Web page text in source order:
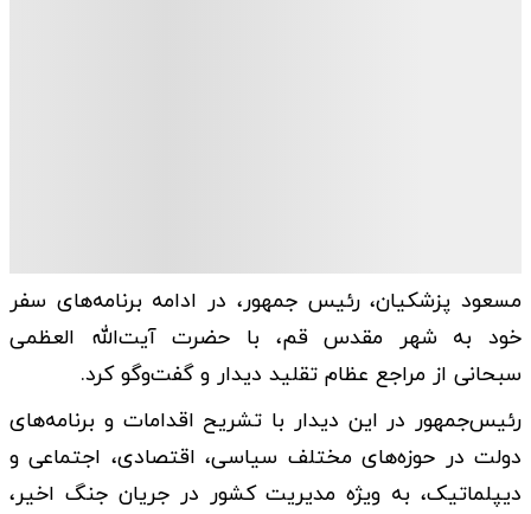
مسعود پزشکیان، رئیس جمهور، در ادامه برنامه‌های سفر
خود به شهر مقدس قم، با حضرت آیت‌الله العظمی
سبحانی از مراجع عظام تقلید دیدار و گفت‌وگو کرد.
رئیس‌جمهور در این دیدار با تشریح اقدامات و برنامه‌های
دولت در حوزه‌های مختلف سیاسی، اقتصادی، اجتماعی و
دیپلماتیک، به ویژه مدیریت کشور در جریان جنگ اخیر،